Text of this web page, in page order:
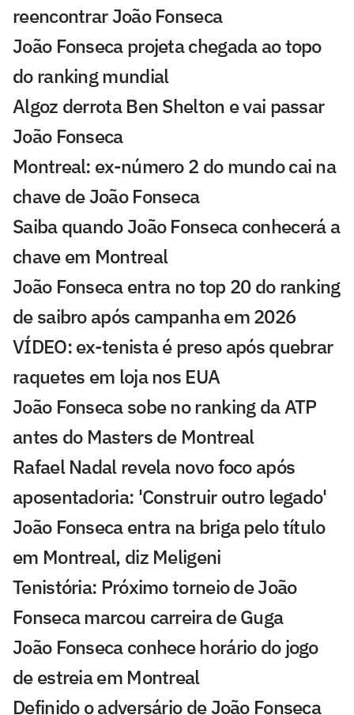
reencontrar João Fonseca
João Fonseca projeta chegada ao topo
do ranking mundial
Algoz derrota Ben Shelton e vai passar
João Fonseca
Montreal: ex-número 2 do mundo cai na
chave de João Fonseca
Saiba quando João Fonseca conhecerá a
chave em Montreal
João Fonseca entra no top 20 do ranking
de saibro após campanha em 2026
VÍDEO: ex-tenista é preso após quebrar
raquetes em loja nos EUA
João Fonseca sobe no ranking da ATP
antes do Masters de Montreal
Rafael Nadal revela novo foco após
aposentadoria: 'Construir outro legado'
João Fonseca entra na briga pelo título
em Montreal, diz Meligeni
Tenistória: Próximo torneio de João
Fonseca marcou carreira de Guga
João Fonseca conhece horário do jogo
de estreia em Montreal
Definido o adversário de João Fonseca